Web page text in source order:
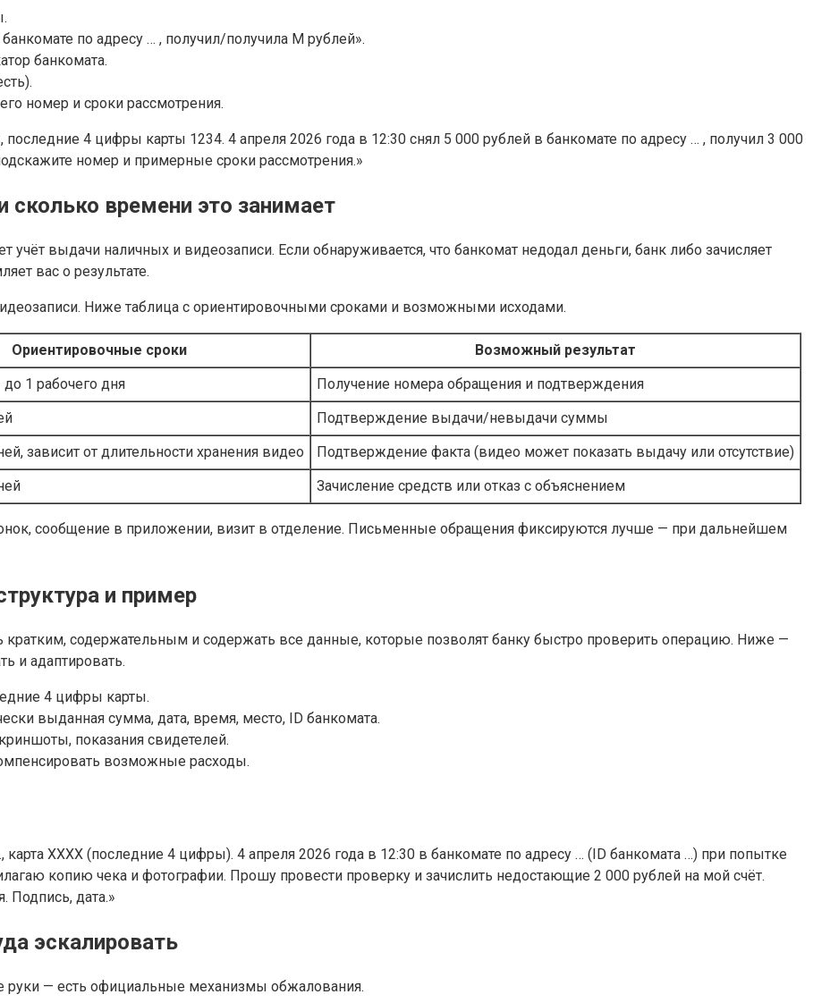
по адресу … , получил/получила М рублей».
банкомата.
номер и сроки рассмотрения.
4 цифры карты 1234. 4 апреля 2026 года в 12:30 снял 5 000 рублей в банкомате по адресу … , получил 3 000
номер и примерные сроки рассмотрения.»
сколько времени это занимает
учёт выдачи наличных и видеозаписи. Если обнаруживается, что банкомат недодал деньги, банк либо зачисляет
вас о результате.
Ниже таблица с ориентировочными сроками и возможными исходами.
Ориентировочные сроки
Возможный результат
1 рабочего дня
Получение номера обращения и подтверждения
Подтверждение выдачи/невыдачи суммы
зависит от длительности хранения видео
Подтверждение факта (видео может показать выдачу или отсутствие)
Зачисление средств или отказ с объяснением
сообщение в приложении, визит в отделение. Письменные обращения фиксируются лучше — при дальнейшем
и пример
содержательным и содержать все данные, которые позволят банку быстро проверить операцию. Ниже —
и адаптировать.
4 цифры карты.
выданная сумма, дата, время, место, ID банкомата.
показания свидетелей.
возможные расходы.
XXXX (последние 4 цифры). 4 апреля 2026 года в 12:30 в банкомате по адресу … (ID банкомата …) при попытке
копию чека и фотографии. Прошу провести проверку и зачислить недостающие 2 000 рублей на мой счёт.
Подпись, дата.»
эскалировать
руки — есть официальные механизмы обжалования.